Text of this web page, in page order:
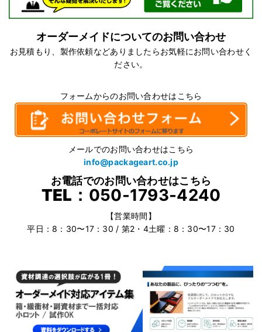
オーダーメイドについてのお問い合わせ
お見積もり、製作依頼などありましたらお気軽にお問い合わせく
ださい。
フォームからのお問い合わせはこちら
メールでのお問い合わせはこちら
info@packageart.co.jp
お電話でのお問い合わせはこちら
TEL： 050-1793-4240
【営業時間】
平日：8：30〜17：30 / 第2・4土曜：8：30〜17：30